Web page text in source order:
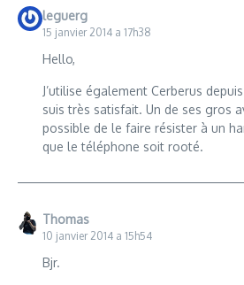
leguerg
15 janvier 2014 a 17h38
Hello,
J’utilise également Cerberus
suis très satisfait. Un de ses gros
possible de le faire résister à un
que le téléphone soit rooté.
Thomas
10 janvier 2014 a 15h54
Bjr.